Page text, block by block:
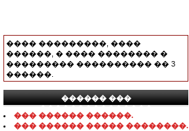
���� ���������, ����
������, � ���� �������� �
��������� ���������� �� 3
������.
������ ���
���������������
��� ������ ������.
��� ������ ����� ��������.